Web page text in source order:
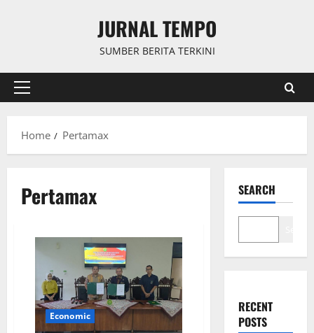
JURNAL TEMPO
SUMBER BERITA TERKINI
Primary
Home
Pertamax
Pertamax
Economic
SEARCH
RECENT
POSTS